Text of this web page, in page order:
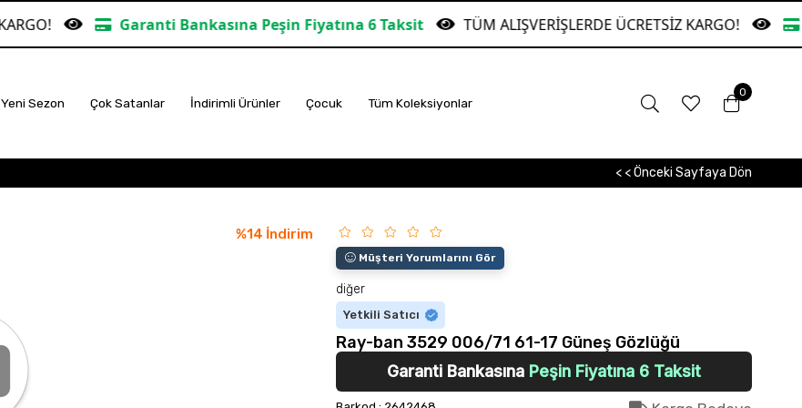
Garanti Bankasına Peşin Fiyatına 6 Taksit TÜM ALIŞVERİŞLERDE ÜCRETSİZ KARGO! Garanti
Yeni Sezon Çok Satanlar İndirimli Ürünler Çocuk Tüm Koleksiyonlar
0
< < Önceki Sayfaya Dön
%14 İndirim
Müşteri Yorumlarını Gör
diğer
Yetkili Satıcı
Ray-ban 3529 006/71 61-17 Güneş Gözlüğü
Garanti Bankasına Peşin Fiyatına 6 Taksit